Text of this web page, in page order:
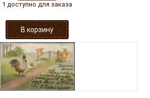
1 доступно для заказа